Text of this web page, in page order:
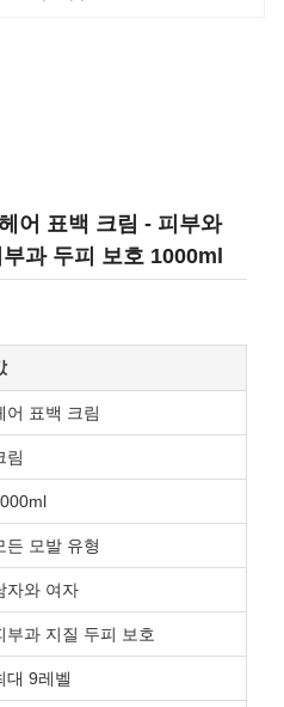
어 표백 크림 - 피부와
과 두피 보호 1000ml
어 표백 크림
림
든 모발 유형
자와 여자
부과 지질 두피 보호
대 9레벨